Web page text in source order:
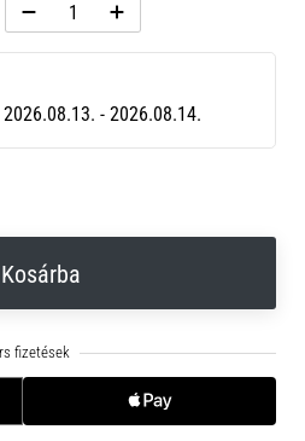
2026.08.13. - 2026.08.14.
Kosárba
..